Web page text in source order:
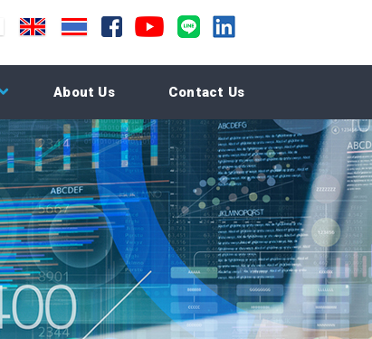
About Us Contact Us